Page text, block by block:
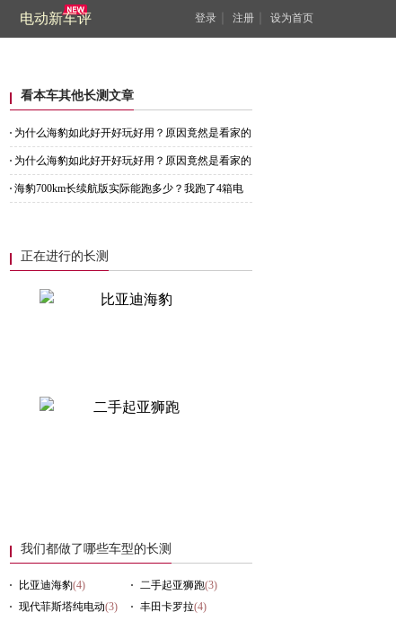
电动新车评 登录 注册 设为首页
看本车其他长测文章
为什么海豹如此好开好玩好用？原因竟然是看家的
CTB技术
为什么海豹如此好开好玩好用？原因竟然是看家的
CTB技术
海豹700km长续航版实际能跑多少？我跑了4箱电
正在进行的长测
我们都做了哪些车型的长测
比亚迪海豹(4) 二手起亚狮跑(3)
现代菲斯塔纯电动(3) 丰田卡罗拉(4)